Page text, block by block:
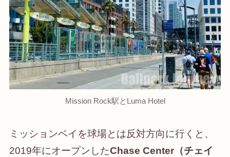
Mission Rock駅とLuma Hotel
ミッションベイを球場とは反対方向に行くと、
2019年にオープンしたChase Center（チェイ